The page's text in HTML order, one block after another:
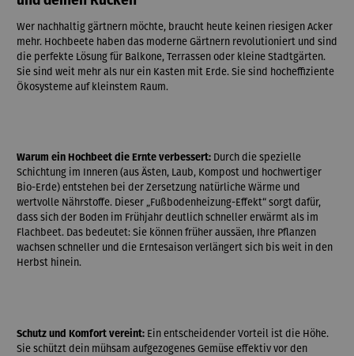
Wer nachhaltig gärtnern möchte, braucht heute keinen riesigen Acker
mehr. Hochbeete haben das moderne Gärtnern revolutioniert und sind
die perfekte Lösung für Balkone, Terrassen oder kleine Stadtgärten.
Sie sind weit mehr als nur ein Kasten mit Erde. Sie sind hocheffiziente
Ökosysteme auf kleinstem Raum.
Warum ein Hochbeet die Ernte verbessert: Durch die spezielle
Schichtung im Inneren (aus Ästen, Laub, Kompost und hochwertiger
Bio-Erde) entstehen bei der Zersetzung natürliche Wärme und
wertvolle Nährstoffe. Dieser „Fußbodenheizung-Effekt“ sorgt dafür,
dass sich der Boden im Frühjahr deutlich schneller erwärmt als im
Flachbeet. Das bedeutet: Sie können früher aussäen, Ihre Pflanzen
wachsen schneller und die Erntesaison verlängert sich bis weit in den
Herbst hinein.
Schutz und Komfort vereint: Ein entscheidender Vorteil ist die Höhe.
Sie schützt dein mühsam aufgezogenes Gemüse effektiv vor den